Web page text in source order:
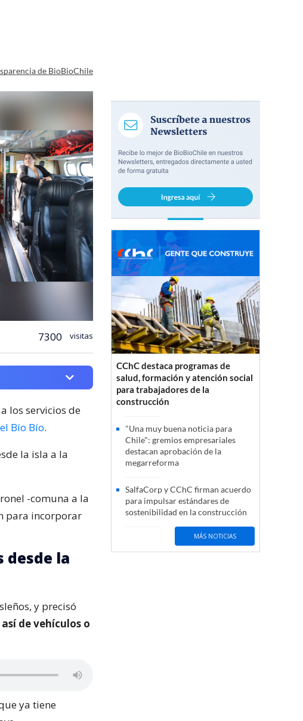
de BioBioChile
7300 visitas
los servicios de
Bío Bío.
la isla a la
-comuna a la
para incorporar
desde la
y precisó
de vehículos o
ya tiene
CChC destaca programas de
salud, formación y atención social
para trabajadores de la
construcción
"Una muy buena noticia para
Chile": gremios empresariales
destacan aprobación de la
megarreforma
SalfaCorp y CChC firman acuerdo
para impulsar estándares de
sostenibilidad en la construcción
MÁS NOTICIAS